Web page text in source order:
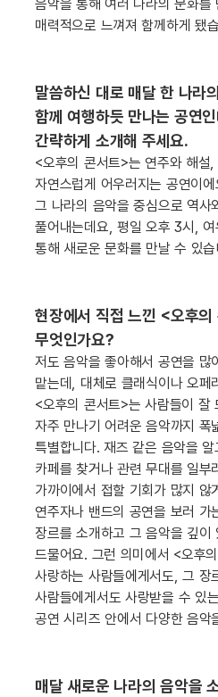
음악을 통해 여러 나라의 문화를
매력적으로 느껴져 함께하게 됐
말씀하신 대로 매달 한 나라
함께 여행하듯 만나는 공연
간략하게 소개해 주세요.
<오후의 콘서트>는 연주와 해설
자연스럽게 어우러지는 공연이
그 나라의 음악을 중심으로 역사
풀어내는데요, 평일 오후 3시,
통해 새로운 문화를 만날 수 있습
현장에서 직접 느낀 <오후
무엇인가요?
저도 음악을 좋아해서 공연을 많
맡는데, 대체로 클래식이나 오페
<오후의 콘서트>는 사람들이 잘
자주 만나기 어려운 음악까지 폭
특별합니다. 재즈 같은 음악을
카페를 찾거나 관련 무대를 일부
가까이에서 접할 기회가 많지 않
연주자나 밴드의 공연을 보러
장르를 소개하고 그 음악을 깊이
드물어요. 그런 의미에서 <오후
사랑하는 사람들에게서도, 그 장
사람들에게서도 사랑받을 수 있
공연 시리즈 안에서 다양한 음악
매달 새로운 나라의 음악을